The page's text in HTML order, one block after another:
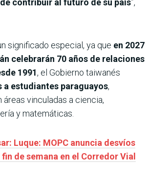
contribuir al futuro de su país”,
significado especial, ya que en 2027
celebrarán 70 años de relaciones
1991, el Gobierno taiwanés
a estudiantes paraguayos,
vinculadas a ciencia,
y matemáticas.
Luque: MOPC anuncia desvíos
de semana en el Corredor Vial